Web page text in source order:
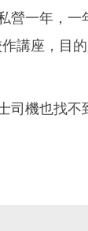
營一年，
講座，目
司機也找不